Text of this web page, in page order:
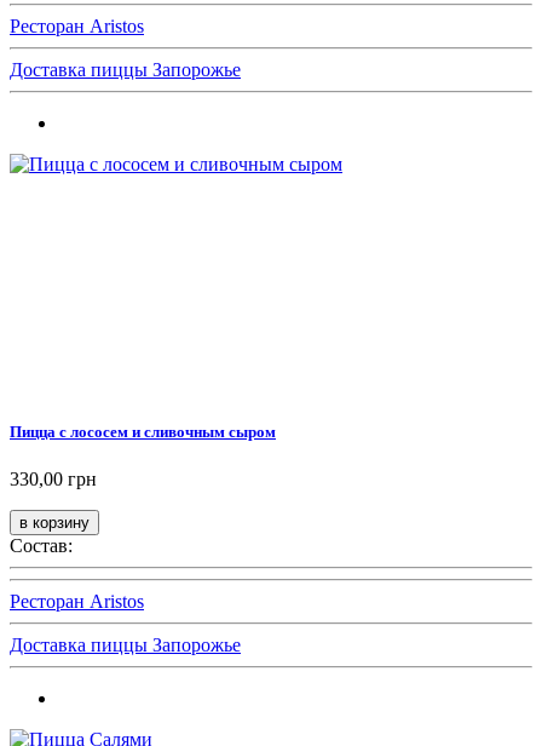
Ресторан Aristos
Доставка пиццы Запорожье
Пицца с лососем и сливочным сыром
330,00 грн
Состав:
Ресторан Aristos
Доставка пиццы Запорожье